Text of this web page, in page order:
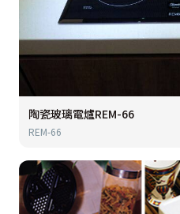
陶瓷玻璃電爐REM-66
REM-66